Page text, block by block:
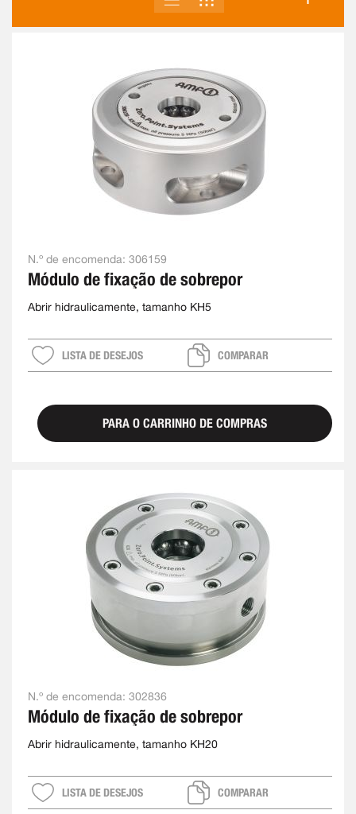
COMO
N.º de encomenda: 306159
Módulo de fixação de sobrepor
Abrir hidraulicamente, tamanho KH5
LISTA DE DESEJOS COMPARAR
PARA O CARRINHO DE COMPRAS
N.º de encomenda: 302836
Módulo de fixação de sobrepor
Abrir hidraulicamente, tamanho KH20
LISTA DE DESEJOS COMPARAR